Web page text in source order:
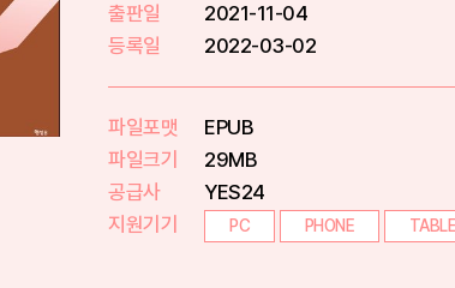
출판일
2021-11-04
등록일
2022-03-02
파일포맷
EPUB
파일크기
29MB
공급사
YES24
지원기기
PC PHONE